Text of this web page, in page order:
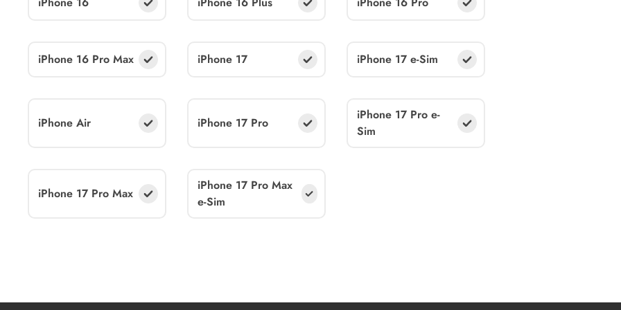
iPhone 16 Pro Max iPhone 17 iPhone 17 e-Sim
iPhone Air iPhone 17 Pro
iPhone 17 Pro e-
Sim
iPhone 17 Pro Max
iPhone 17 Pro Max
e-Sim